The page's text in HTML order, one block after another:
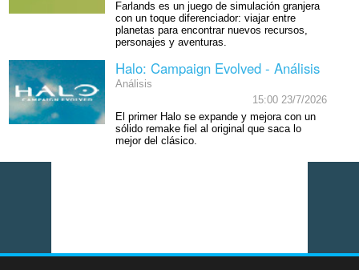
Farlands es un juego de simulación granjera
con un toque diferenciador: viajar entre
planetas para encontrar nuevos recursos,
personajes y aventuras.
Halo: Campaign Evolved - Análisis
Análisis
15:00 23/7/2026
El primer Halo se expande y mejora con un
sólido remake fiel al original que saca lo
mejor del clásico.